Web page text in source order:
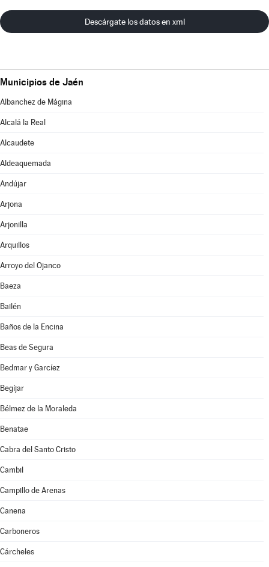
Descárgate los datos en xml
Municipios de Jaén
Albanchez de Mágina
Alcalá la Real
Alcaudete
Aldeaquemada
Andújar
Arjona
Arjonilla
Arquillos
Arroyo del Ojanco
Baeza
Bailén
Baños de la Encina
Beas de Segura
Bedmar y Garcíez
Begíjar
Bélmez de la Moraleda
Benatae
Cabra del Santo Cristo
Cambil
Campillo de Arenas
Canena
Carboneros
Cárcheles